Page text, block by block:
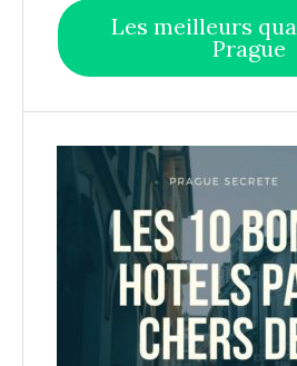
Les meilleurs
Prague